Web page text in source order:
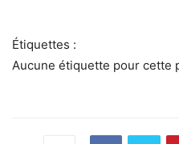
Étiquettes :
Aucune étiquette pour cette